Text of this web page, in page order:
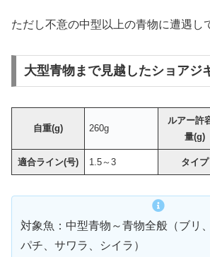
ただし不意の中型以上の青物に遭遇し
大型青物まで見越したショアジ
自重(g) 260g
ルアー許
量(g)
適合ライン(号) 1.5～3 タイプ
対象魚：中型青物～青物全般（ブリ
パチ、サワラ、シイラ）